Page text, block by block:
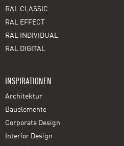
RAL CLASSIC
RAL EFFECT
RAL INDIVIDUAL
RAL DIGITAL
INSPIRATIONEN
Architektur
Bauelemente
Corporate Design
Interior Design